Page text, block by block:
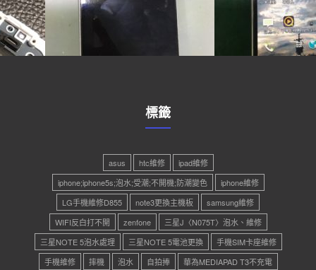
標籤
asus htc維修
ipad維修
iphone;iphone5s;泡水;受潮;不開機;防潮變色
iphone維修
LG手機維修D855
note3更換主機板
samsung維修
WIFI反白打不開
zenfone
三星J〈N075T〉泡水、維修
三星NOTE 5泡水處理
三星NOTE 5電池更換
手機SIM卡座維修
手機維修
摔機 泡水 自拍捧
華為MEDIAPAD T3不充電